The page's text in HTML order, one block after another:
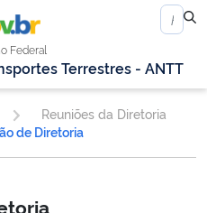
Federal
Terrestres - ANTT
Reuniões da Diretoria
de Diretoria